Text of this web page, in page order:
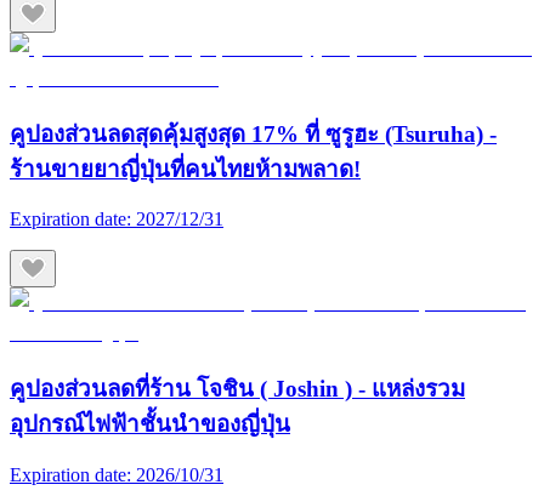
คูปองส่วนลดสุดคุ้มสูงสุด 17% ที่ ซูรูฮะ (Tsuruha) -
ร้านขายยาญี่ปุ่นที่คนไทยห้ามพลาด!
Expiration date: 2027/12/31
คูปองส่วนลดที่ร้าน โจชิน ( Joshin ) - แหล่งรวม
อุปกรณ์ไฟฟ้าชั้นนำของญี่ปุ่น
Expiration date: 2026/10/31